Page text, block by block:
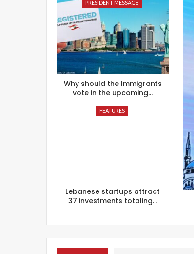
PRESIDENT MESSAGE
Why should the Immigrants
vote in the upcoming…
FEATURES
Lebanese startups attract
37 investments totaling…